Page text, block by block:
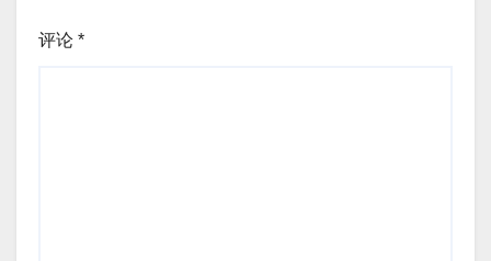
评论 *